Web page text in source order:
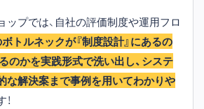
ップでは、自社の評価制度や運用フロ
トルネックが『制度設計』にあるの
のかを実践形式で洗い出し、システ
な解決案まで事例を用いてわかりや